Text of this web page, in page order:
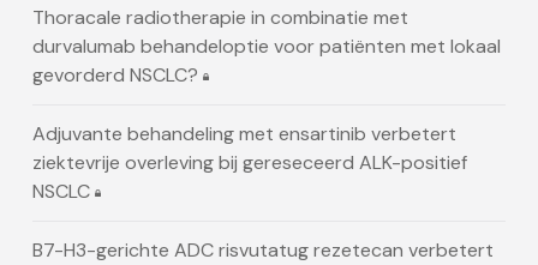
Thoracale radiotherapie in combinatie met
durvalumab behandeloptie voor patiënten met lokaal
gevorderd NSCLC?
Adjuvante behandeling met ensartinib verbetert
ziektevrije overleving bij gereseceerd ALK-positief
NSCLC
B7-H3-gerichte ADC risvutatug rezetecan verbetert